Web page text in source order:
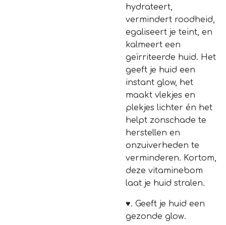
hydrateert,
vermindert roodheid,
egaliseert je teint, en
kalmeert een
geïrriteerde huid. Het
geeft je huid een
instant glow, het
maakt vlekjes en
plekjes lichter én het
helpt zonschade te
herstellen en
onzuiverheden te
verminderen. Kortom,
deze vitaminebom
laat je huid stralen.
♥. Geeft je huid een
gezonde glow.